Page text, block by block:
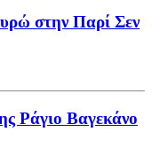
στην Παρί Σεν
Ράγιο Βαγεκάνο